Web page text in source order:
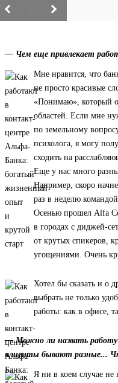
— Чем еще привлекает
Мне нравится, что
не просто красивые
«Понимаю», который
областей. Если мне
по земельному
психолога, я могу
сходить на
Еще у нас много
Например, скоро
раз в неделю
Осенью прошел Alfa
в городах с диджей-
от крутых спикеров,
угощениями. Очень
Хотел бы сказать и о
выбрать не только
работы: как в офисе,
— Можно ли назвать работу
клиенты бывают разные...
Я ни в коем случае не